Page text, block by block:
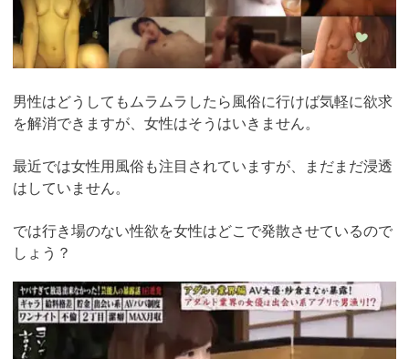
男性はどうしてもムラムラしたら風俗に行けば気軽に欲求
を解消できますが、女性はそうはいきません。
最近では女性用風俗も注目されていますが、まだまだ浸透
はしていません。
では行き場のない性欲を女性はどこで発散させているので
しょう？
https://pcmax.jp/lp/?
ad_id=rm307152